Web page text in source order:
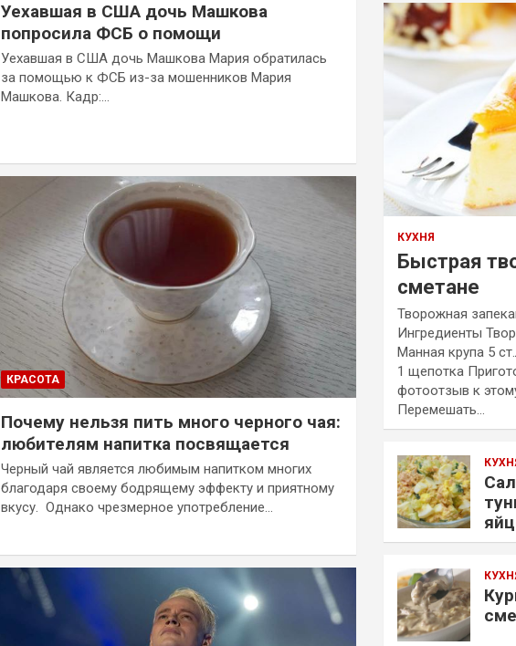
Уехавшая в США дочь Машкова
попросила ФСБ о помощи
Уехавшая в США дочь Машкова Мария обратилась
за помощью к ФСБ из-за мошенников Мария
Машкова. Кадр:…
КРАСОТА
Почему нельзя пить много черного чая:
любителям напитка посвящается
Черный чай является любимым напитком многих
благодаря своему бодрящему эффекту и приятному
вкусу. Однако чрезмерное употребление…
КУХНЯ
Быстрая
сметане
Творожная
Ингредиенты
Манная крупа 5
1 щепотка
фотоотзыв к
Перемешать…